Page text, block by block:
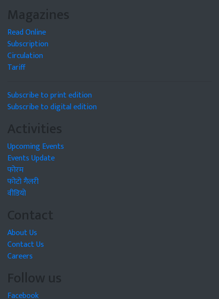
Magazines
Read Online
Subscription
Circulation
Tariff
Subscribe to print edition
Subscribe to digital edition
Activities
Upcoming Events
Events Update
फोरम
फोटो गैलरी
वीडियो
Contact
About Us
Contact Us
Careers
Follow us
Facebook